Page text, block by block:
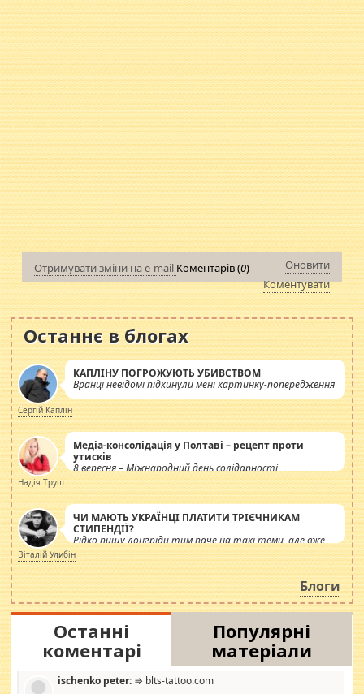
Отримувати зміни на e-mail Коментарів (0)
Оновити
Коментувати
Останнє в блогах
КАПЛІНУ ПОГРОЖУЮТЬ УБИВСТВОМ
Вранці невідомі підкинули мені картинку-попередження
Сергій Каплін
Медіа-консолідація у Полтаві – рецепт проти
утисків
8 вересня – Міжнародний день солідарності
журналістів.
Надія Труш
ЧИ МАЮТЬ УКРАЇНЦІ ПЛАТИТИ ТРІЄЧНИКАМ
СТИПЕНДІЇ?
Рідко пишу лонгріди тим паче на такі теми, але вже
просто дістало! Обурюють сьогоднішні інсенуації
навколо стипендіального питання. Штучно
роздувається ще одна соціальна катастрофа.
Віталій Улибін
Блоги
Останні
коментарі
Популярні
матеріали
ischenko peter: ⇒ blts-tattoo.com